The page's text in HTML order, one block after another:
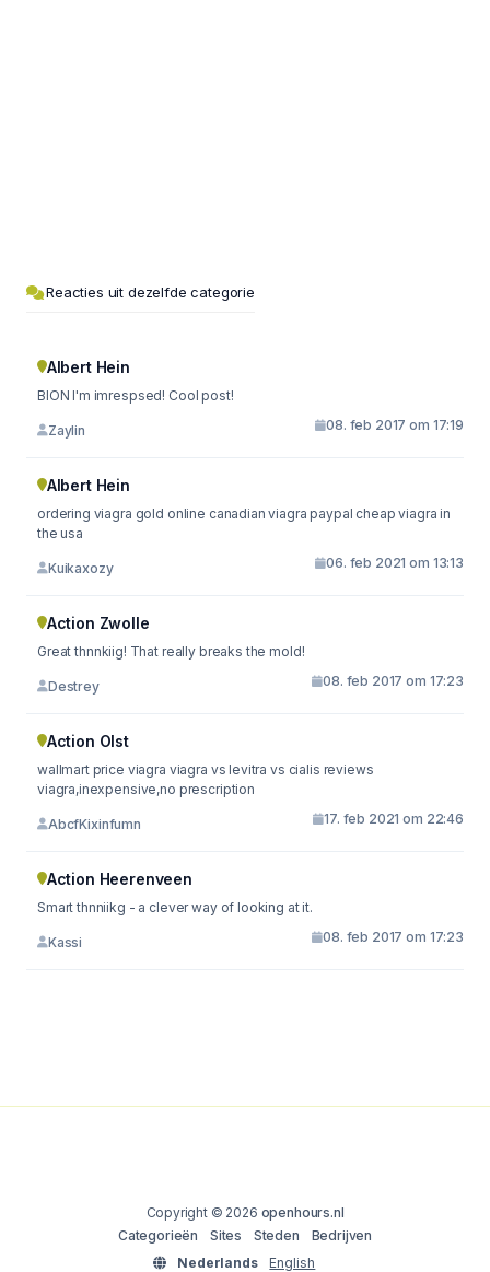
Reacties uit dezelfde categorie
Albert Hein
BION I'm imrespsed! Cool post!
Zaylin 08. feb 2017 om 17:19
Albert Hein
ordering viagra gold online canadian viagra paypal cheap viagra in
the usa
Kuikaxozy 06. feb 2021 om 13:13
Action Zwolle
Great thnnkiig! That really breaks the mold!
Destrey 08. feb 2017 om 17:23
Action Olst
wallmart price viagra viagra vs levitra vs cialis reviews
viagra,inexpensive,no prescription
AbcfKixinfumn 17. feb 2021 om 22:46
Action Heerenveen
Smart thnniikg - a clever way of looking at it.
Kassi 08. feb 2017 om 17:23
Copyright © 2026 openhours.nl
Categorieën
Sites Steden
Bedrijven
Nederlands
English